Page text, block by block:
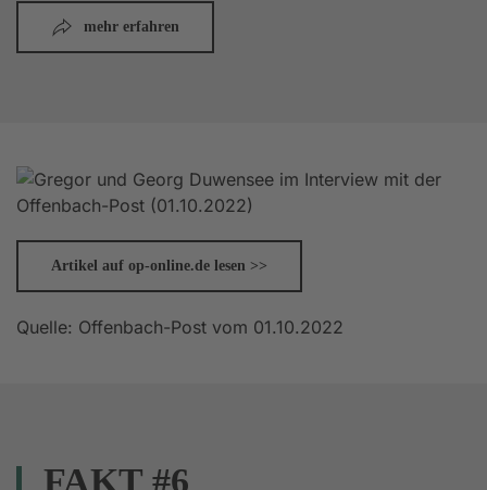
mehr erfahren
Artikel auf op-online.de lesen >>
Quelle: Offenbach-Post vom 01.10.2022
FAKT #6